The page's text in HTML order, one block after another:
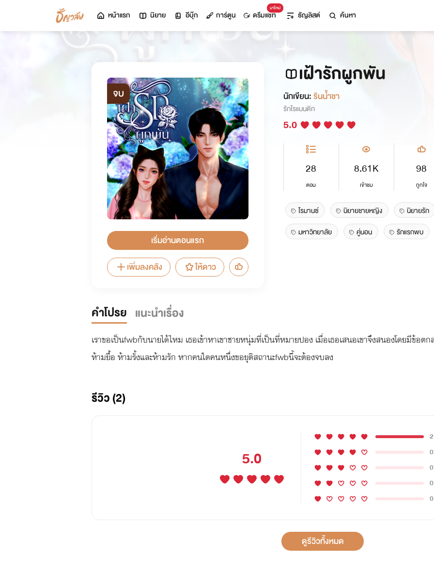
หน้าแรก นิยาย อีบุ๊ก การ์ตูน
มาใหม่
ดรีมแชท ธัญลิสต์ ค้นหา
จบ
เริ่มอ่านตอนแรก
เพิ่มลงคลัง
ให้ดาว
เฝ้ารักผูกพัน
นักเขียน:รินน้ำชา
รักโรแมนติก
5.0
28
ตอน
8.61K
เข้าชม
98
ถูกใจ
โรมานซ์ นิยายชายหญิง นิยายรัก
มหาวิทยาลัย
คู่นอน รักแรกพบ
คำโปรย แนะนำเรื่อง
เราขอเป็นfwbกับนายได้ไหม เธอเข้าหาเขาชายหนุ่มที่เป็นที่หมายปอง เมื่อเธอเสนอเขาจึงสนองโดยมีข้อต
ห้ามยื้อ ห้ามรั้งและห้ามรัก หากคนใดคนหนึ่งขอยุติสถานะfwbนี้จะต้องจบลง
รีวิว (2)
5.0
2
0
0
0
0
ดูรีวิวทั้งหมด